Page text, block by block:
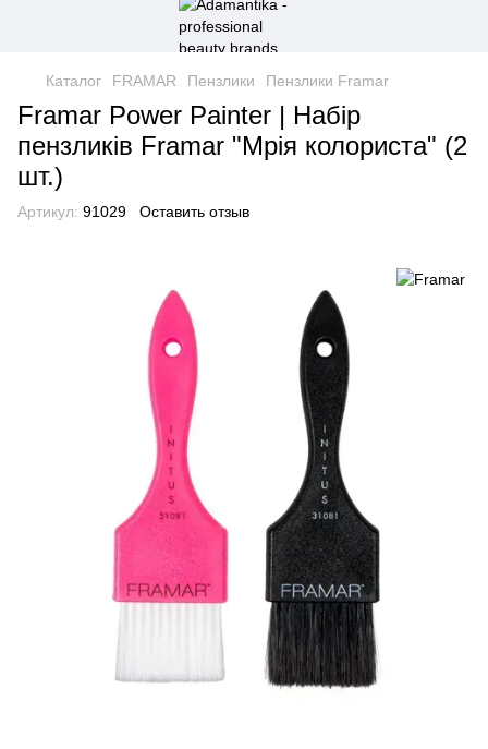
Каталог FRAMAR Пензлики Пензлики Framar
Framar Power Painter | Набір
пензликів Framar "Мрія колориста" (2
шт.)
Артикул: 91029 Оставить отзыв